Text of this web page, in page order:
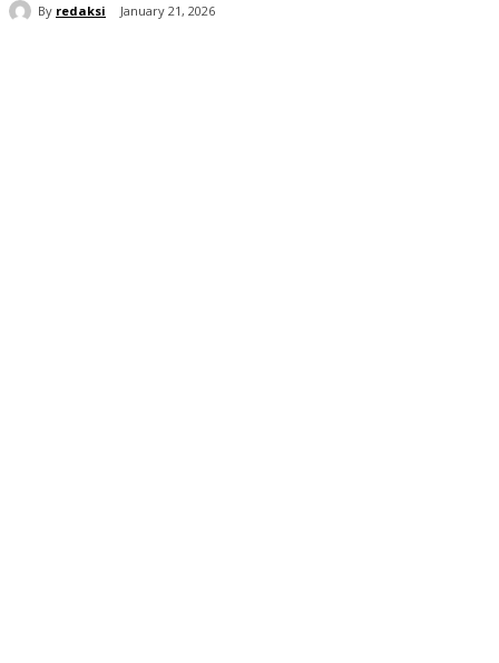
By redaksi January 21, 2026